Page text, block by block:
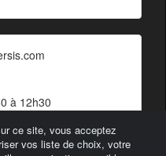
ce site, vous acceptez
vos liste de choix, votre
à 12h30